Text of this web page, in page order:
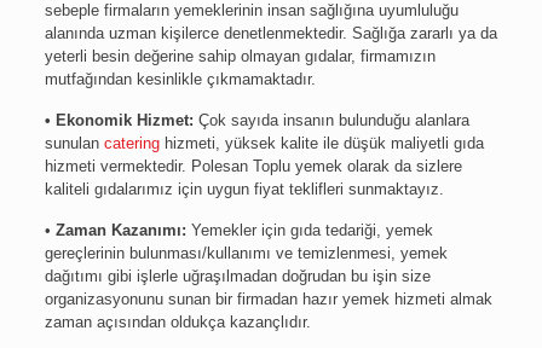
sebeple firmaların yemeklerinin insan sağlığına uyumluluğu
alanında uzman kişilerce denetlenmektedir. Sağlığa zararlı ya da
yeterli besin değerine sahip olmayan gıdalar, firmamızın
mutfağından kesinlikle çıkmamaktadır.
• Ekonomik Hizmet: Çok sayıda insanın bulunduğu alanlara
sunulan cateringhizmeti, yüksek kalite ile düşük maliyetli gıda
hizmeti vermektedir. Polesan Toplu yemek olarak da sizlere
kaliteli gıdalarımız için uygun fiyat teklifleri sunmaktayız.
• Zaman Kazanımı: Yemekler için gıda tedariği, yemek
gereçlerinin bulunması/kullanımı ve temizlenmesi, yemek
dağıtımı gibi işlerle uğraşılmadan doğrudan bu işin size
organizasyonunu sunan bir firmadan hazır yemek hizmeti almak
zaman açısından oldukça kazançlıdır.